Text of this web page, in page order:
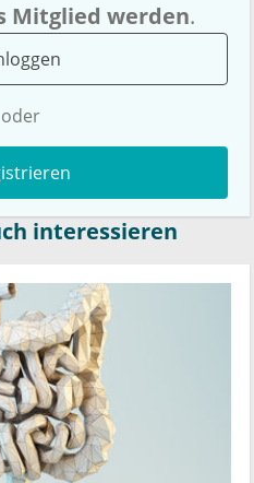
Mitglied werden.
oder
interessieren